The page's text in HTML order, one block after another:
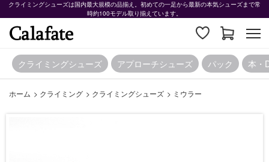
クライミングシューズは国内最大規模の品揃え。初めての一足から最新の本気シューズまで常
時約100モデル取り揃えています。
クライミングシューズ アプローチシューズ パック 本・
ホーム > クライミング > クライミングシューズ > ミウラー